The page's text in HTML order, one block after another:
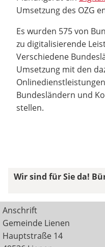
Umsetzung des OZG
Es wurden 575 von
zu digitalisierende
Verschiedene
Umsetzung mit den
Bundesländern und
stellen.
Wir sind für Sie da!
Anschrift
Gemeinde Lienen
Hauptstraße 14